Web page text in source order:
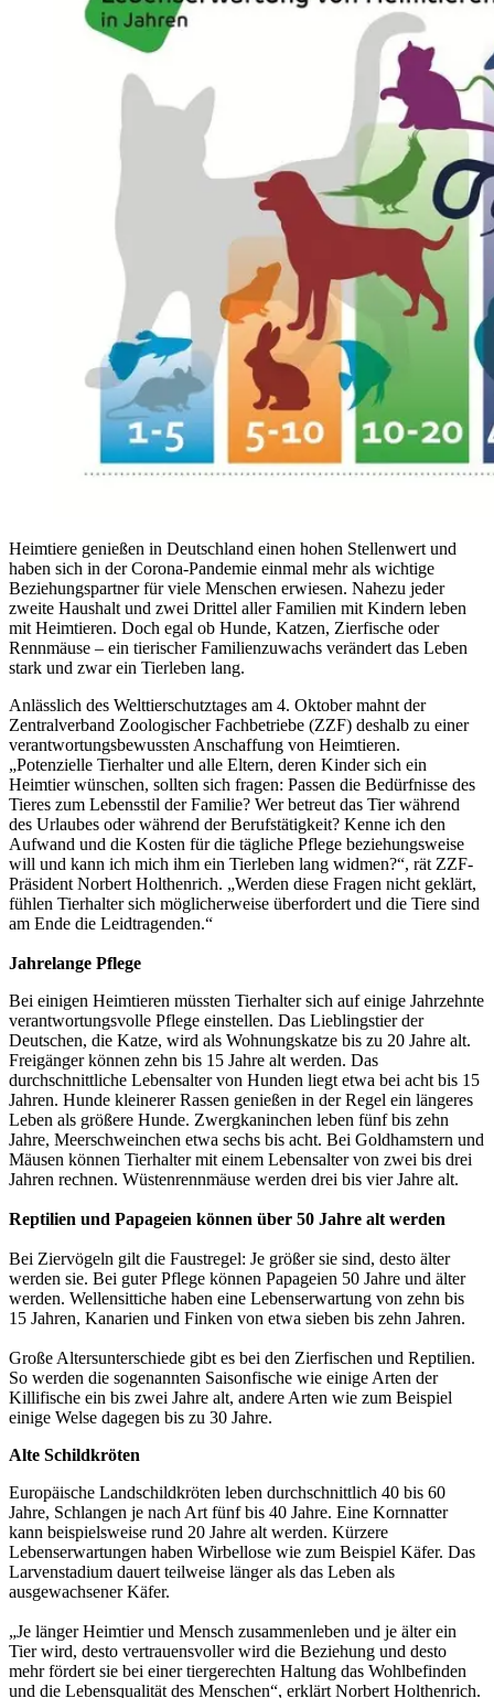
Heimtiere genießen in Deutschland einen hohen Stellenwert und
haben sich in der Corona-Pandemie einmal mehr als wichtige
Beziehungspartner für viele Menschen erwiesen. Nahezu jeder
zweite Haushalt und zwei Drittel aller Familien mit Kindern leben
mit Heimtieren. Doch egal ob Hunde, Katzen, Zierfische oder
Rennmäuse – ein tierischer Familienzuwachs verändert das Leben
stark und zwar ein Tierleben lang.
Anlässlich des Welttierschutztages am 4. Oktober mahnt der
Zentralverband Zoologischer Fachbetriebe (ZZF) deshalb zu einer
verantwortungsbewussten Anschaffung von Heimtieren.
„Potenzielle Tierhalter und alle Eltern, deren Kinder sich ein
Heimtier wünschen, sollten sich fragen: Passen die Bedürfnisse des
Tieres zum Lebensstil der Familie? Wer betreut das Tier während
des Urlaubes oder während der Berufstätigkeit? Kenne ich den
Aufwand und die Kosten für die tägliche Pflege beziehungsweise
will und kann ich mich ihm ein Tierleben lang widmen?“, rät ZZF-
Präsident Norbert Holthenrich. „Werden diese Fragen nicht geklärt,
fühlen Tierhalter sich möglicherweise überfordert und die Tiere sind
am Ende die Leidtragenden.“
Jahrelange Pflege
Bei einigen Heimtieren müssten Tierhalter sich auf einige Jahrzehnte
verantwortungsvolle Pflege einstellen. Das Lieblingstier der
Deutschen, die Katze, wird als Wohnungskatze bis zu 20 Jahre alt.
Freigänger können zehn bis 15 Jahre alt werden. Das
durchschnittliche Lebensalter von Hunden liegt etwa bei acht bis 15
Jahren. Hunde kleinerer Rassen genießen in der Regel ein längeres
Leben als größere Hunde. Zwergkaninchen leben fünf bis zehn
Jahre, Meerschweinchen etwa sechs bis acht. Bei Goldhamstern und
Mäusen können Tierhalter mit einem Lebensalter von zwei bis drei
Jahren rechnen. Wüstenrennmäuse werden drei bis vier Jahre alt.
Reptilien und Papageien können über 50 Jahre alt werden
Bei Ziervögeln gilt die Faustregel: Je größer sie sind, desto älter
werden sie. Bei guter Pflege können Papageien 50 Jahre und älter
werden. Wellensittiche haben eine Lebenserwartung von zehn bis
15 Jahren, Kanarien und Finken von etwa sieben bis zehn Jahren.
Große Altersunterschiede gibt es bei den Zierfischen und Reptilien.
So werden die sogenannten Saisonfische wie einige Arten der
Killifische ein bis zwei Jahre alt, andere Arten wie zum Beispiel
einige Welse dagegen bis zu 30 Jahre.
Alte Schildkröten
Europäische Landschildkröten leben durchschnittlich 40 bis 60
Jahre, Schlangen je nach Art fünf bis 40 Jahre. Eine Kornnatter
kann beispielsweise rund 20 Jahre alt werden. Kürzere
Lebenserwartungen haben Wirbellose wie zum Beispiel Käfer. Das
Larvenstadium dauert teilweise länger als das Leben als
ausgewachsener Käfer.
„Je länger Heimtier und Mensch zusammenleben und je älter ein
Tier wird, desto vertrauensvoller wird die Beziehung und desto
mehr fördert sie bei einer tiergerechten Haltung das Wohlbefinden
und die Lebensqualität des Menschen“, erklärt Norbert Holthenrich.